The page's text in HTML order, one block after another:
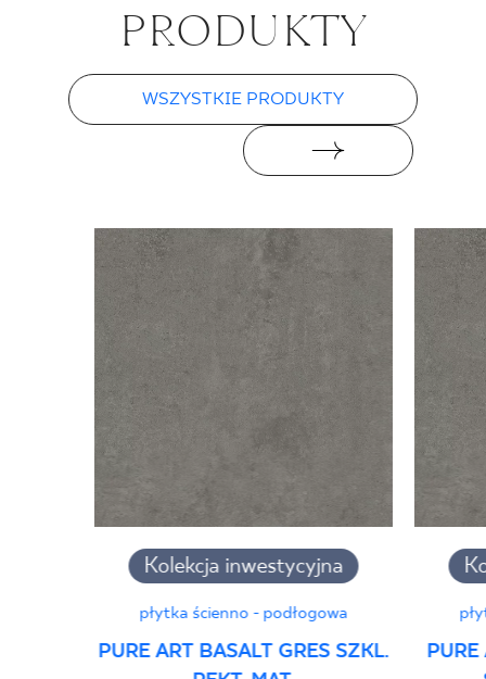
PRO­DUK­TY
WSZYSTKIE PRODUKTY
Kolekcja inwestycyjna
płytka ścienno - podłogowa
PURE ART BASALT GRES SZKL.
PURE